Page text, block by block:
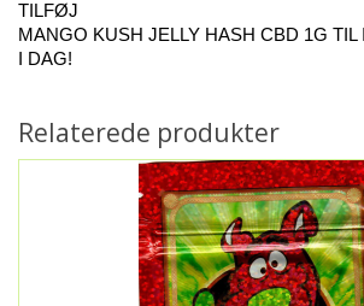
TILFØJ
MANGO KUSH JELLY HASH CBD 1G
I DAG!
Relaterede produkter